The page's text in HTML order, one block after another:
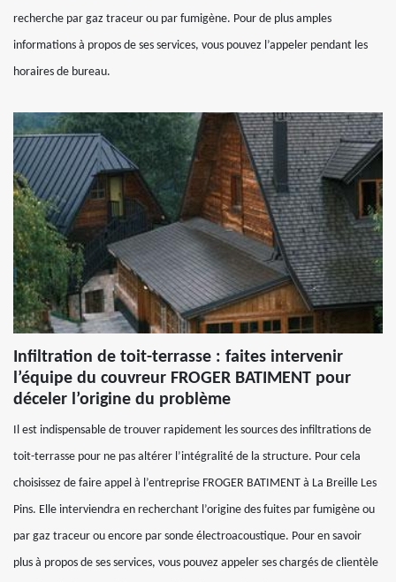
recherche par gaz traceur ou par fumigène. Pour de plus amples
informations à propos de ses services, vous pouvez l’appeler pendant les
horaires de bureau.
Infiltration de toit-terrasse : faites intervenir
l’équipe du couvreur FROGER BATIMENT pour
déceler l’origine du problème
Il est indispensable de trouver rapidement les sources des infiltrations de
toit-terrasse pour ne pas altérer l’intégralité de la structure. Pour cela
choisissez de faire appel à l’entreprise FROGER BATIMENT à La Breille Les
Pins. Elle interviendra en recherchant l’origine des fuites par fumigène ou
par gaz traceur ou encore par sonde électroacoustique. Pour en savoir
plus à propos de ses services, vous pouvez appeler ses chargés de clientèle